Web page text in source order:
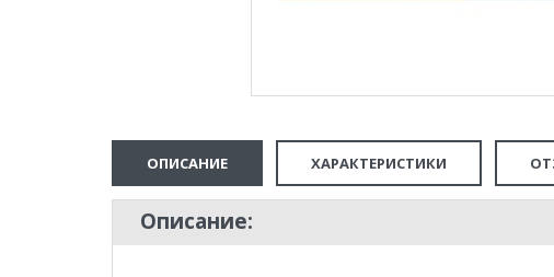
ОПИСАНИЕ ХАРАКТЕРИСТИКИ
Описание: